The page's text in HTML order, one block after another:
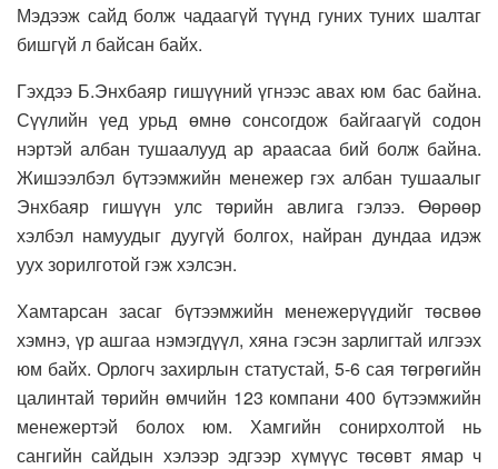
Мэдээж сайд болж чадаагүй түүнд гуних туних шалтаг
бишгүй л байсан байх.
Гэхдээ Б.Энхбаяр гишүүний үгнээс авах юм бас байна.
Сүүлийн үед урьд өмнө сонсогдож байгаагүй содон
нэртэй албан тушаалууд ар араасаа бий болж байна.
Жишээлбэл бүтээмжийн менежер гэх албан тушаалыг
Энхбаяр гишүүн улс төрийн авлига гэлээ. Өөрөөр
хэлбэл намуудыг дуугүй болгох, найран дундаа идэж
уух зорилготой гэж хэлсэн.
Хамтарсан засаг бүтээмжийн менежерүүдийг төсвөө
хэмнэ, үр ашгаа нэмэгдүүл, хяна гэсэн зарлигтай илгээх
юм байх. Орлогч захирлын статустай, 5-6 сая төгрөгийн
цалинтай төрийн өмчийн 123 компани 400 бүтээмжийн
менежертэй болох юм. Хамгийн сонирхолтой нь
сангийн сайдын хэлээр эдгээр хүмүүс төсөвт ямар ч